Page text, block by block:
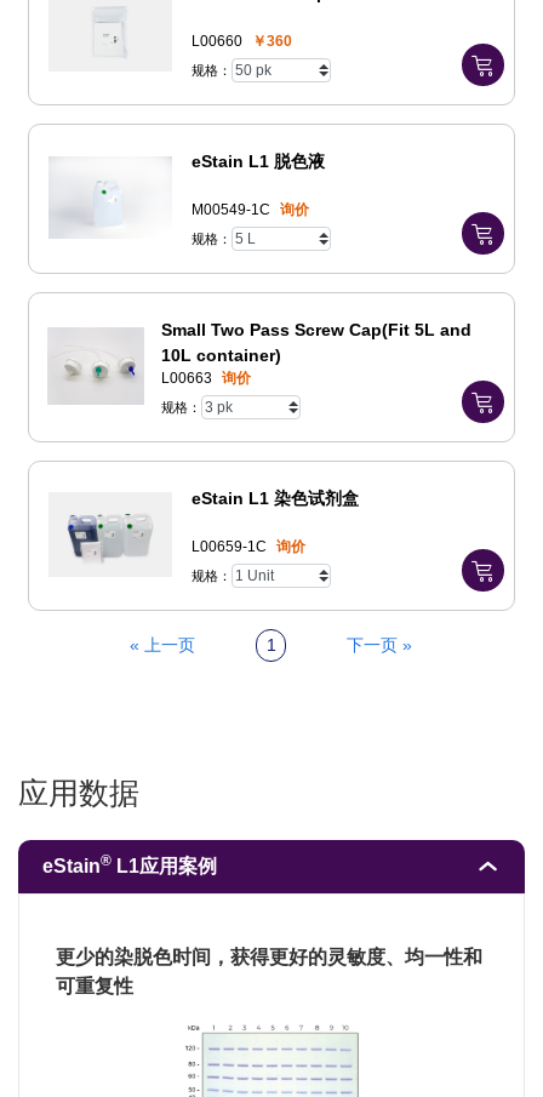
L00660 ￥360
规格：
eStain L1 脱色液
M00549-1C 询价
规格：
Small Two Pass Screw Cap(Fit 5L and
10L container)
L00663 询价
规格：
eStain L1 染色试剂盒
L00659-1C 询价
规格：
« 上一页 1 下一页 »
应用数据
eStain® L1应用案例
更少的染脱色时间，获得更好的灵敏度、均一性和
可重复性